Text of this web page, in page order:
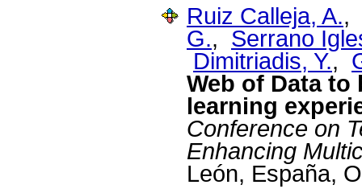
Ruiz Calleja, A.,
G., Serrano
Dimitriadis, Y.,
Web of Data
learning
Conference on
Enhancing
León, España,